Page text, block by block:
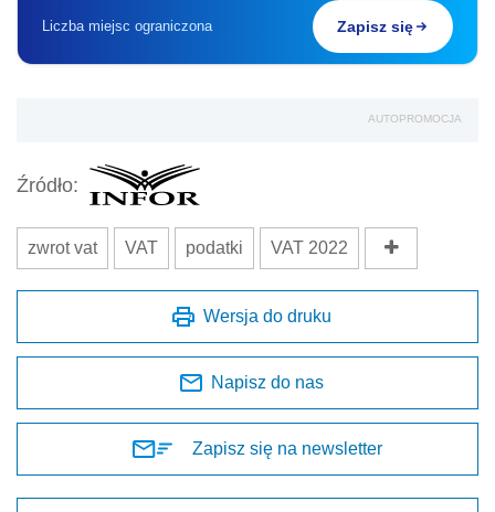
Liczba miejsc ograniczona Zapisz się
AUTOPROMOCJA
Źródło:
zwrot vat VAT podatki VAT 2022
Wersja do druku
Napisz do nas
Zapisz się na newsletter